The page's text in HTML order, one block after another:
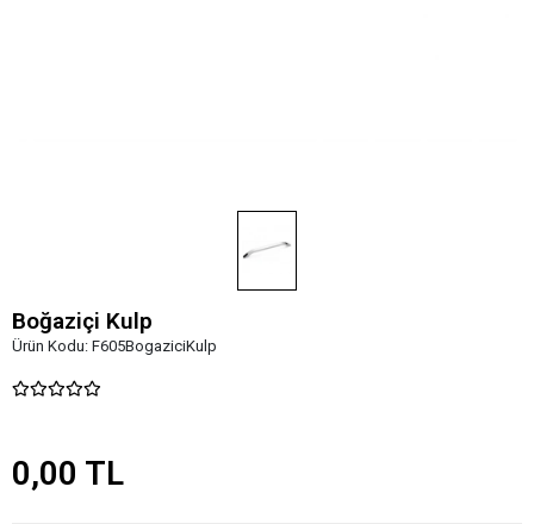
Boğaziçi Kulp
Ürün Kodu: F605BogaziciKulp
0,00 TL